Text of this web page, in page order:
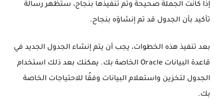
إذا كانت الجملة صحيحة وتم تنفيذها بنجاح، ستظهر رسالة
تأكيد بأن الجدول قد تم إنشاؤه بنجاح.
بعد تنفيذ هذه الخطوات، يجب أن يتم إنشاء الجدول الجديد في
قاعدة البيانات Oracle الخاصة بك. يمكنك بعد ذلك استخدام
الجدول لتخزين واستعلام البيانات وفقًا للاحتياجات الخاصة
بك.